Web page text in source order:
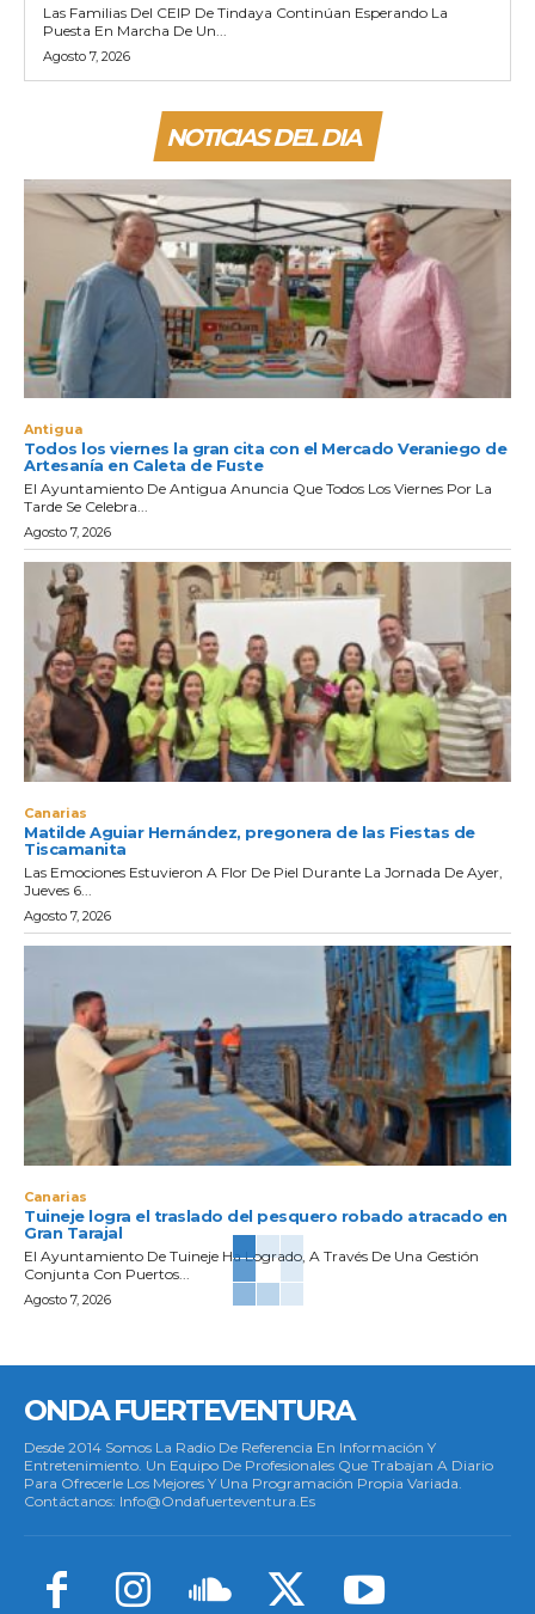
Las Familias Del CEIP De Tindaya Continúan Esperando La
Puesta En Marcha De Un...
Agosto 7, 2026
NOTICIAS DEL DIA
Antigua
Todos los viernes la gran cita con el Mercado Veraniego de
Artesanía en Caleta de Fuste
El Ayuntamiento De Antigua Anuncia Que Todos Los Viernes Por La
Tarde Se Celebra...
Agosto 7, 2026
Canarias
Matilde Aguiar Hernández, pregonera de las Fiestas de
Tiscamanita
Las Emociones Estuvieron A Flor De Piel Durante La Jornada De Ayer,
Jueves 6...
Agosto 7, 2026
Canarias
Tuineje logra el traslado del pesquero robado atracado en
Gran Tarajal
El Ayuntamiento De Tuineje Ha Logrado, A Través De Una Gestión
Conjunta Con Puertos...
Agosto 7, 2026
ONDA FUERTEVENTURA
Desde 2014 Somos La Radio De Referencia En Información Y
Entretenimiento. Un Equipo De Profesionales Que Trabajan A Diario
Para Ofrecerle Los Mejores Y Una Programación Propia Variada.
Contáctanos: Info@ondafuerteventura.es